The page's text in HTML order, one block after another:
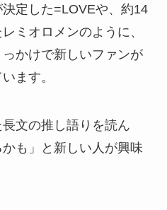
定した=LOVEや、約14
ミオロメンのように、
っかけで新しいファンが
ます。
文の推し語りを読ん
も」と新しい人が興味